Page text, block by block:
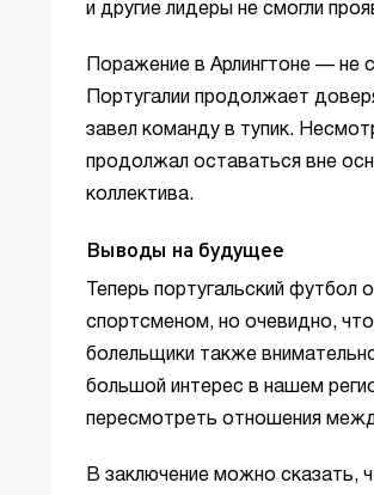
и другие лидеры не смогли
Поражение в Арлингтоне — не
Португалии продолжает
завел команду в тупик.
продолжал оставаться вне
коллектива.
Выводы на будущее
Теперь португальский
спортсменом, но очевидно,
болельщики также
большой интерес в нашем
пересмотреть отношения
В заключение можно сказать,